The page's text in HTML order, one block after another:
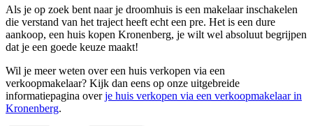
Als je op zoek bent naar je droomhuis is een makelaar inschakelen
die verstand van het traject heeft echt een pre. Het is een dure
aankoop, een huis kopen Kronenberg, je wilt wel absoluut begrijpen
dat je een goede keuze maakt!
Wil je meer weten over een huis verkopen via een
verkoopmakelaar? Kijk dan eens op onze uitgebreide
informatiepagina overje huis verkopen via een verkoopmakelaar in
Kronenberg.